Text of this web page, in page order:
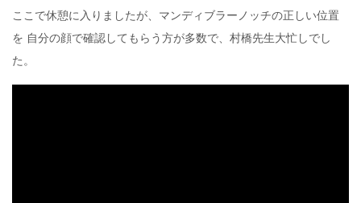
ここで休憩に入りましたが、マンディブラーノッチの正しい位置
を 自分の顔で確認してもらう方が多数で、村橋先生大忙しでし
た。